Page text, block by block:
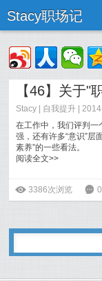
Stacy职场记
【46】关于"
Stacy 自我提升 |
在工作中，我们评判一
强，还有许多“意识”层
素养”的一些看法。
阅读全文>>
ė 3386次浏览 6